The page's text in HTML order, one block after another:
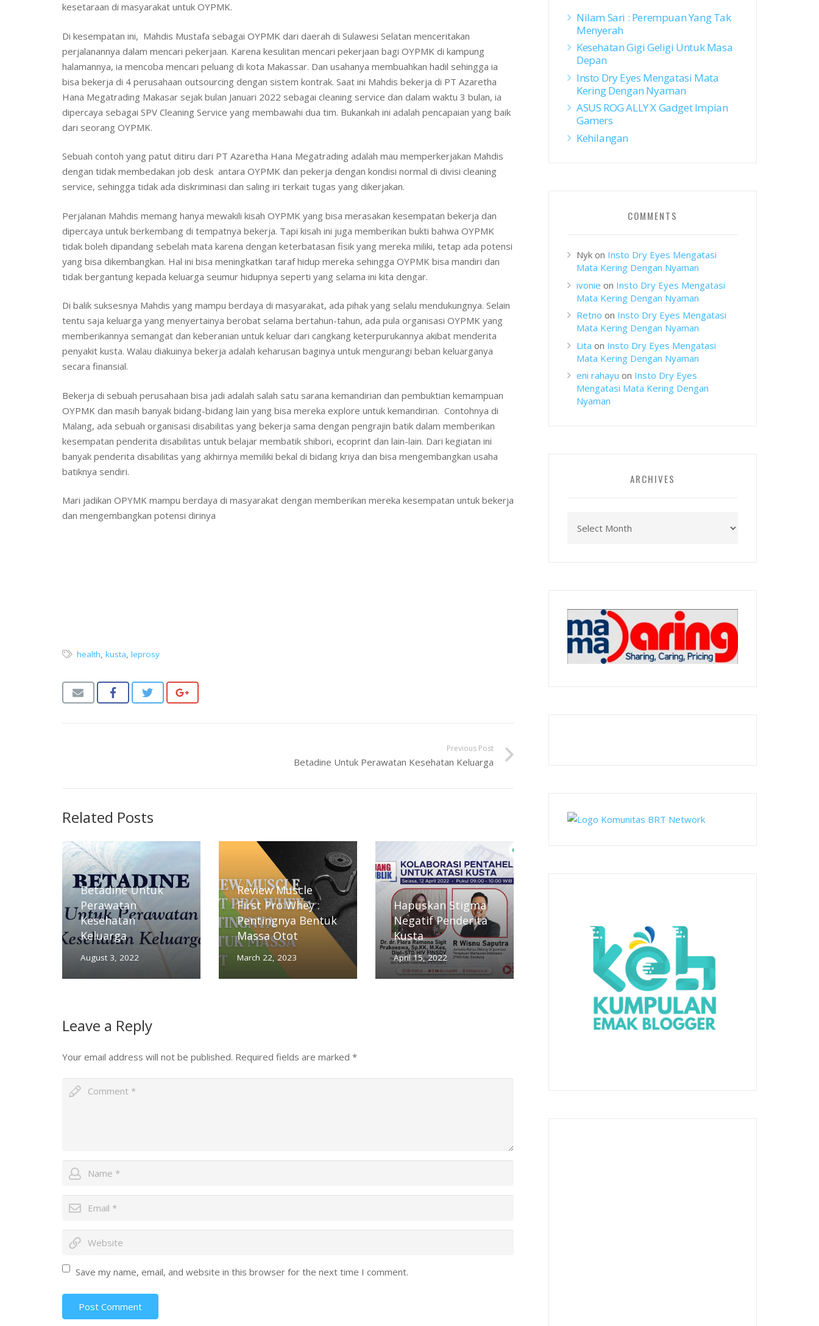
kesetaraan di masyarakat untuk OYPMK.
Di kesempatan ini, Mahdis Mustafa sebagai OYPMK dari daerah di Sulawesi Selatan menceritakan
perjalanannya dalam mencari pekerjaan. Karena kesulitan mencari pekerjaan bagi OYPMK di kampung
halamannya, ia mencoba mencari peluang di kota Makassar. Dan usahanya membuahkan hadil sehingga ia
bisa bekerja di 4 perusahaan outsourcing dengan sistem kontrak. Saat ini Mahdis bekerja di PT Azaretha
Hana Megatrading Makasar sejak bulan Januari 2022 sebagai cleaning service dan dalam waktu 3 bulan, ia
dipercaya sebagai SPV Cleaning Service yang membawahi dua tim. Bukankah ini adalah pencapaian yang baik
dari seorang OYPMK.
Sebuah contoh yang patut ditiru dari PT Azaretha Hana Megatrading adalah mau memperkerjakan Mahdis
dengan tidak membedakan job desk antara OYPMK dan pekerja dengan kondisi normal di divisi cleaning
service, sehingga tidak ada diskriminasi dan saling iri terkait tugas yang dikerjakan.
Perjalanan Mahdis memang hanya mewakili kisah OYPMK yang bisa merasakan kesempatan bekerja dan
dipercaya untuk berkembang di tempatnya bekerja. Tapi kisah ini juga memberikan bukti bahwa OYPMK
tidak boleh dipandang sebelah mata karena dengan keterbatasan fisik yang mereka miliki, tetap ada potensi
yang bisa dikembangkan. Hal ini bisa meningkatkan taraf hidup mereka sehingga OYPMK bisa mandiri dan
tidak bergantung kepada keluarga seumur hidupnya seperti yang selama ini kita dengar.
Di balik suksesnya Mahdis yang mampu berdaya di masyarakat, ada pihak yang selalu mendukungnya. Selain
tentu saja keluarga yang menyertainya berobat selama bertahun-tahun, ada pula organisasi OYPMK yang
memberikannya semangat dan keberanian untuk keluar dari cangkang keterpurukannya akibat menderita
penyakit kusta. Walau diakuinya bekerja adalah keharusan baginya untuk mengurangi beban keluarganya
secara finansial.
Bekerja di sebuah perusahaan bisa jadi adalah salah satu sarana kemandirian dan pembuktian kemampuan
OYPMK dan masih banyak bidang-bidang lain yang bisa mereka explore untuk kemandirian. Contohnya di
Malang, ada sebuah organisasi disabilitas yang bekerja sama dengan pengrajin batik dalam memberikan
kesempatan penderita disabilitas untuk belajar membatik shibori, ecoprint dan lain-lain. Dari kegiatan ini
banyak penderita disabilitas yang akhirnya memiliki bekal di bidang kriya dan bisa mengembangkan usaha
batiknya sendiri.
Mari jadikan OPYMK mampu berdaya di masyarakat dengan memberikan mereka kesempatan untuk bekerja
dan mengembangkan potensi dirinya
health kusta leprosy
Previous Post
Betadine Untuk Perawatan Kesehatan Keluarga
Related Posts
Betadine Untuk
Perawatan
Kesehatan
Keluarga
August 3, 2022
Review Muscle
First Pro Whey :
Pentingnya Bentuk
Massa Otot
March 22, 2023
Hapuskan Stigma
Negatif Penderita
Kusta
April 15, 2022
Leave a Reply
Your email address will not be published. Required fields are marked *
Save my name, email, and website in this browser for the next time I comment.
Post Comment
Nilam Sari : Perempuan Yang Tak
Menyerah
Kesehatan Gigi Geligi Untuk Masa
Depan
Insto Dry Eyes Mengatasi Mata
Kering Dengan Nyaman
ASUS ROG ALLY X Gadget Impian
Gamers
Kehilangan
COMMENTS
Nyk on Insto Dry Eyes Mengatasi
Mata Kering Dengan Nyaman
ivonie on Insto Dry Eyes Mengatasi
Mata Kering Dengan Nyaman
Retno on Insto Dry Eyes Mengatasi
Mata Kering Dengan Nyaman
Lita on Insto Dry Eyes Mengatasi
Mata Kering Dengan Nyaman
eni rahayu on Insto Dry Eyes
Mengatasi Mata Kering Dengan
Nyaman
ARCHIVES